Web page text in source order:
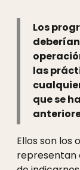
Los
las
que se
Ellos son los
representan